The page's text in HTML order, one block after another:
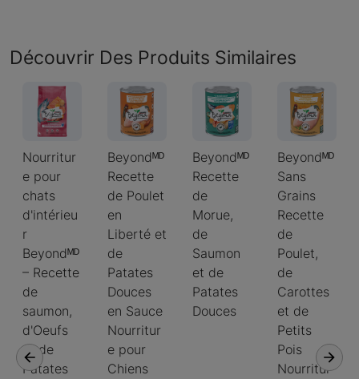
Découvrir Des Produits Similaires
Nourritur
e pour
chats
d'intérieu
r
Beyondᴹᴰ
– Recette
de
saumon,
d'Oeufs
et de
Patates
Beyondᴹᴰ
Recette
de Poulet
en
Liberté et
de
Patates
Douces
en Sauce
Nourritur
e pour
Chiens
Beyondᴹᴰ
Recette
de
Morue,
de
Saumon
et de
Patates
Douces
Beyondᴹᴰ
Sans
Grains
Recette
de
Poulet,
de
Carottes
et de
Petits
Pois
Nourritur